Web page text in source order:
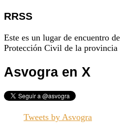
RRSS
Este es un lugar de encuentro
Protección Civil de la provincia
Asvogra en X
Tweets by Asvogra